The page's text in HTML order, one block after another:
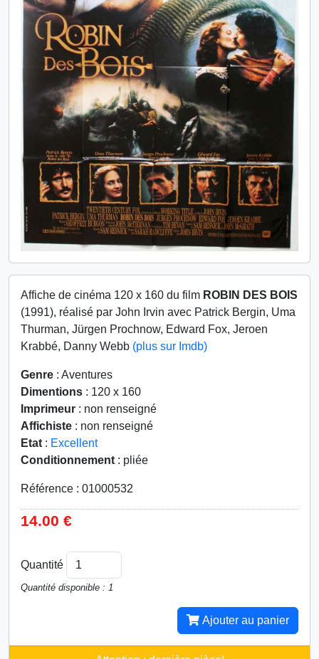
Affiche de cinéma 120 x 160 du film ROBIN DES BOIS
(1991), réalisé par John Irvin avec Patrick Bergin, Uma
Thurman, Jürgen Prochnow, Edward Fox, Jeroen
Krabbé, Danny Webb (plus sur Imdb)
Genre : Aventures
Dimentions : 120 x 160
Imprimeur : non renseigné
Affichiste : non renseigné
Etat : Excellent
Conditionnement : pliée
Référence : 01000532
14.00 €
Quantité
Quantité disponible : 1
Ajouter au panier